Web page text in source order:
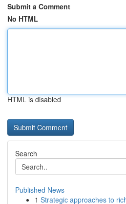
Submit a Comment
No HTML
HTML is disabled
Search
Published News
1 Strategic approaches to